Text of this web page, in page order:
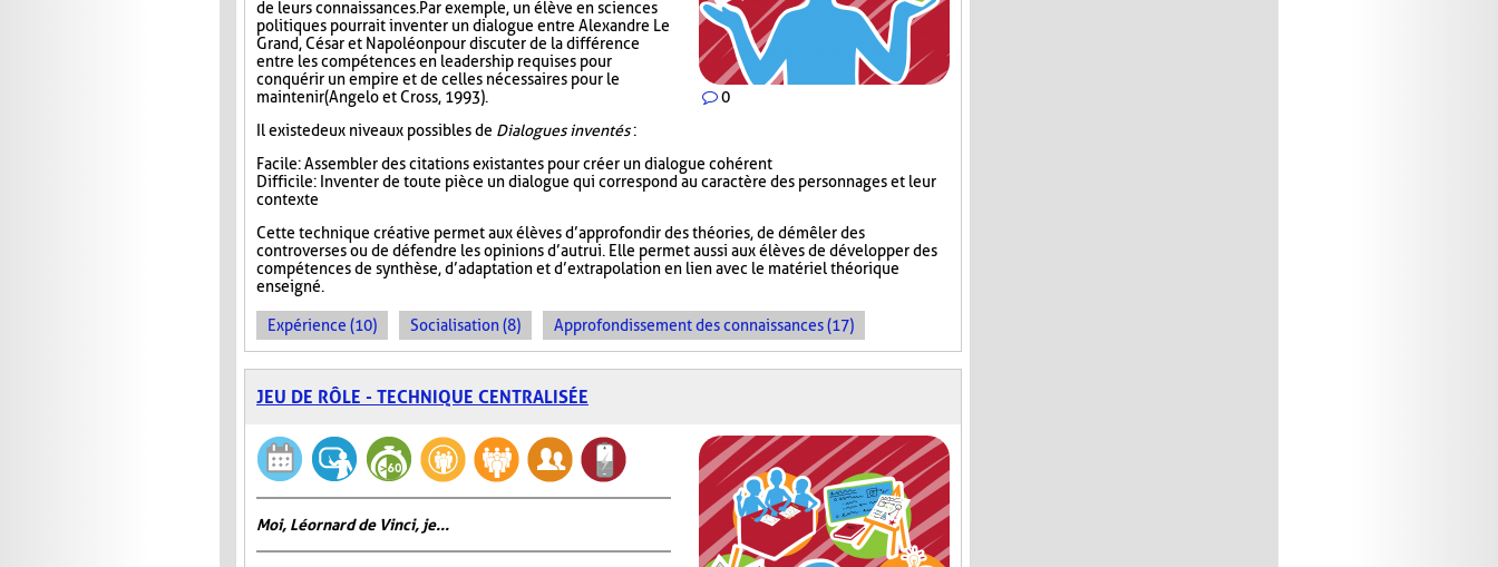
0
de leurs connaissances. Par exemple, un élève en sciences
politiques pourrait inventer un dialogue entre Alexandre Le
Grand, César et Napoléon pour discuter de la différence
entre les compétences en leadership requises pour
conquérir un empire et de celles nécessaires pour le
maintenir (Angelo et Cross, 1993).
Il existe deux niveaux possibles de Dialogues inventés:
Facile : Assembler des citations existantes pour créer un dialogue cohérent
Difficile : Inventer de toute pièce un dialogue qui correspond au caractère des personnages et leur
contexte
Cette technique créative permet aux élèves d’approfondir des théories, de démêler des
controverses ou de défendre les opinions d’autrui. Elle permet aussi aux élèves de développer des
compétences de synthèse, d’adaptation et d’extrapolation en lien avec le matériel théorique
enseigné.
Expérience (10) Socialisation (8) Approfondissement des connaissances (17)
JEU DE RÔLE - TECHNIQUE CENTRALISÉE
Moi, Léornard de Vinci, je...